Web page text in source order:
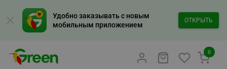
Удобно заказывать с новым
мобильным приложением
ОТКРЫТЬ
0